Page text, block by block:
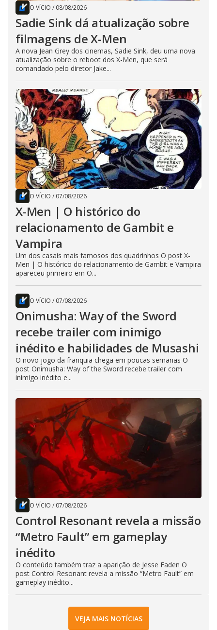
O VÍCIO / 08/08/2026
Sadie Sink dá atualização sobre
filmagens de X-Men
A nova Jean Grey dos cinemas, Sadie Sink, deu uma nova
atualização sobre o reboot dos X-Men, que será
comandado pelo diretor Jake...
O VÍCIO / 07/08/2026
X-Men | O histórico do
relacionamento de Gambit e
Vampira
Um dos casais mais famosos dos quadrinhos O post X-
Men | O histórico do relacionamento de Gambit e Vampira
apareceu primeiro em O...
O VÍCIO / 07/08/2026
Onimusha: Way of the Sword
recebe trailer com inimigo
inédito e habilidades de Musashi
O novo jogo da franquia chega em poucas semanas O
post Onimusha: Way of the Sword recebe trailer com
inimigo inédito e...
O VÍCIO / 07/08/2026
Control Resonant revela a missão
“Metro Fault” em gameplay
inédito
O conteúdo também traz a aparição de Jesse Faden O
post Control Resonant revela a missão “Metro Fault” em
gameplay inédito...
VEJA MAIS NOTÍCIAS